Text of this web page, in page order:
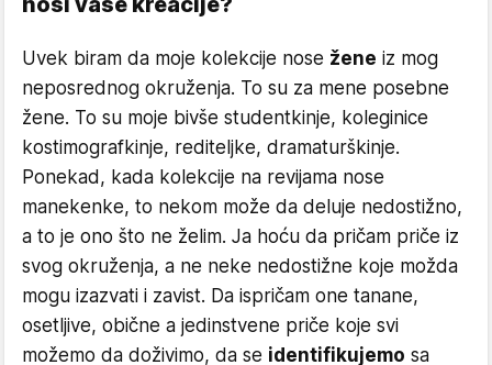
Uvek biram da moje kolekcije nose žene iz mog
neposrednog okruženja. To su za mene posebne
žene. To su moje bivše studentkinje, koleginice
kostimografkinje, rediteljke, dramaturškinje.
Ponekad, kada kolekcije na revijama nose
manekenke, to nekom može da deluje nedostižno,
a to je ono što ne želim. Ja hoću da pričam priče iz
svog okruženja, a ne neke nedostižne koje možda
mogu izazvati i zavist. Da ispričam one tanane,
osetljive, obične a jedinstvene priče koje svi
možemo da doživimo, da se identifikujemo sa